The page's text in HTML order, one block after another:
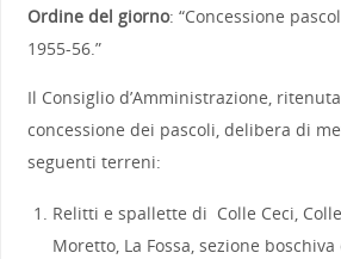
Ordine del giorno: “Concessione
1955-56.”
Il Consiglio d’Amministrazione,
concessione dei pascoli, delibera di
seguenti terreni:
Relitti e spallette di Colle Ceci,
Moretto, La Fossa, sezione